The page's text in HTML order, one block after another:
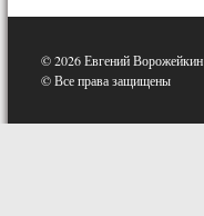
© 2026 Евгений Ворожейкин
© Все права защищены